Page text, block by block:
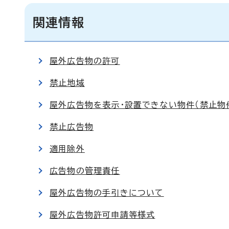
関連情報
屋外広告物の許可
禁止地域
屋外広告物を表示・設置できない物件（禁止物
禁止広告物
適用除外
広告物の管理責任
屋外広告物の手引きについて
屋外広告物許可申請等様式